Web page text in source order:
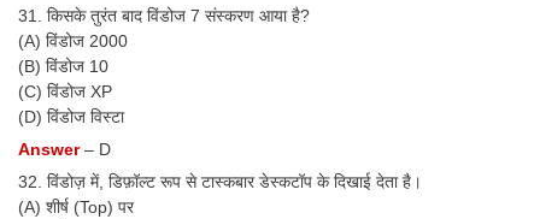
31. किसके तुरंत बाद विंडोज 7 संस्करण आया है?
(A) विंडोज 2000
(B) विंडोज 10
(C) विंडोज XP
(D) विंडोज विस्टा
Answer– D
32. विंडोज़ में, डिफ़ॉल्ट रूप से टास्कबार डेस्कटॉप के दिखाई देता है।
(A) शीर्ष (Top) पर